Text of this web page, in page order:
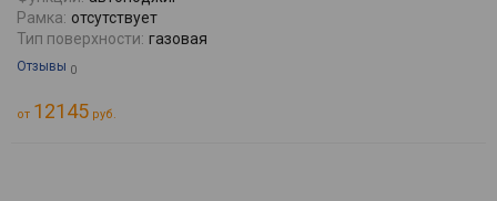
Рамка: отсутствует
Тип поверхности: газовая
Отзывы 0
от 12145 руб.